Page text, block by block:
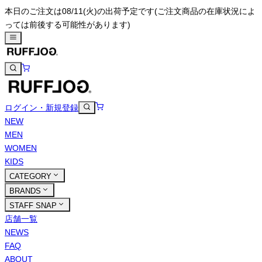
本日のご注文は08/11(火)の出荷予定です(ご注文商品の在庫状況によ
っては前後する可能性があります)
ログイン・新規登録
NEW
MEN
WOMEN
KIDS
CATEGORY
BRANDS
STAFF SNAP
店舗一覧
NEWS
FAQ
ABOUT